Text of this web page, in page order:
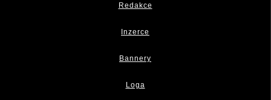
Redakce
Inzerce
Bannery
Loga